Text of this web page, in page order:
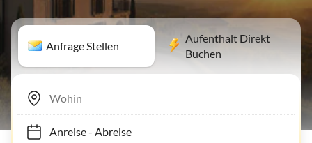
Anfrage Stellen
Aufenthalt Direkt
Buchen
Anreise- Abreise